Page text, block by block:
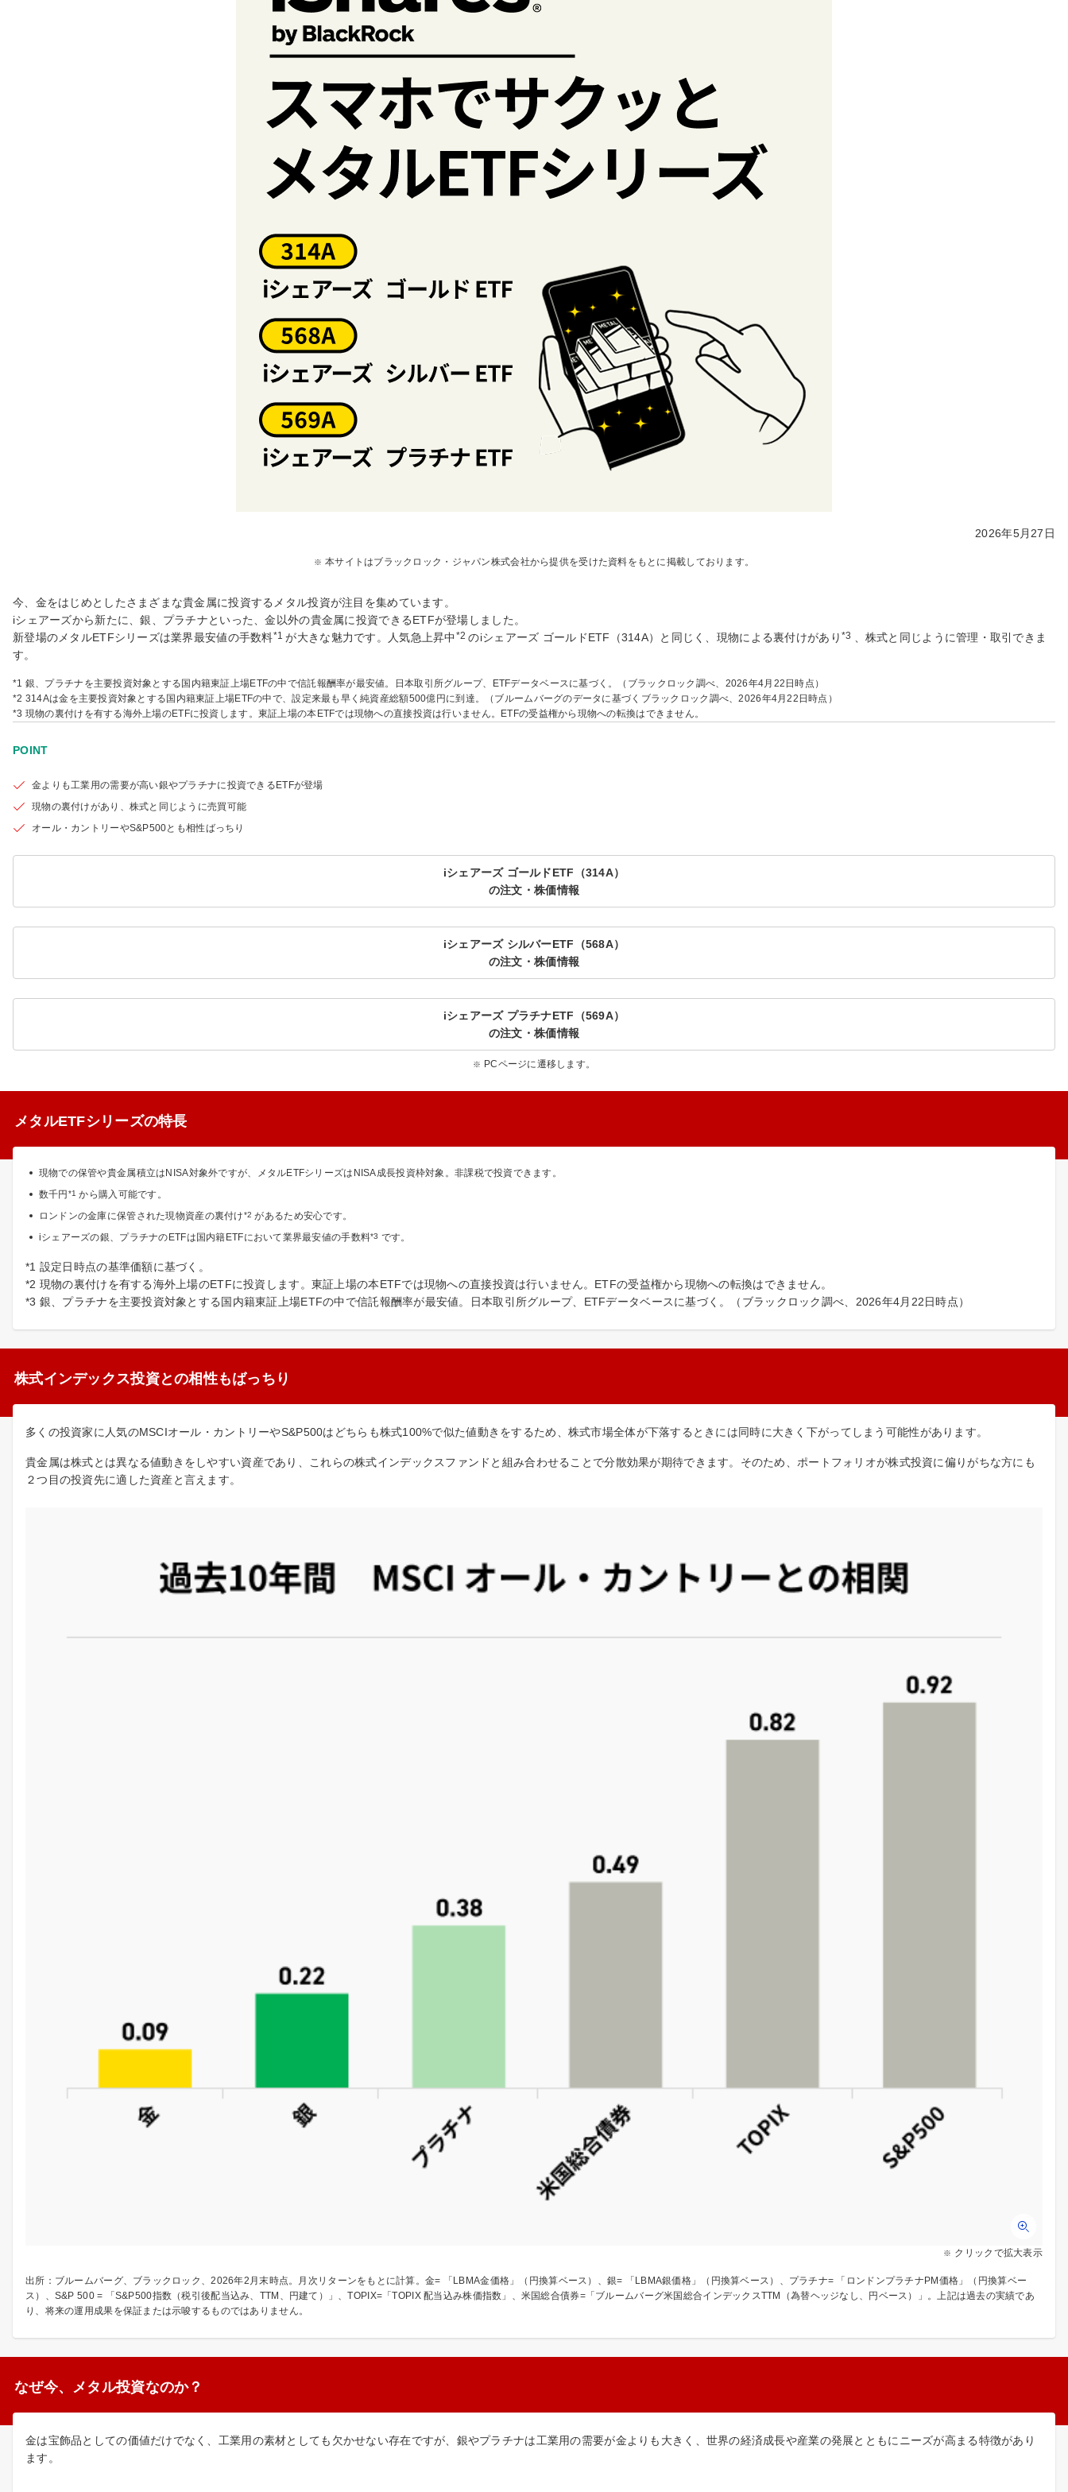
2026年5月27日
本サイトはブラックロック・ジャパン株式会社から提供を受けた資料をもとに掲載しております。
今、金をはじめとしたさまざまな貴金属に投資するメタル投資が注目を集めています。
iシェアーズから新たに、銀、プラチナといった、金以外の貴金属に投資できるETFが登場しました。
新登場のメタルETFシリーズは業界最安値の手数料*1 が大きな魅力です。人気急上昇中 *2 のiシェアーズ ゴールドETF（314A）と同じく、現物による裏付けがあり *3
、株式と同じように管理・取引できま
す。
*1 銀、プラチナを主要投資対象とする国内籍東証上場ETFの中で信託報酬率が最安値。日本取引所グループ、ETFデータベースに基づく。（ブラックロック調べ、2026年4月22日時点）
*2 314Aは金を主要投資対象とする国内籍東証上場ETFの中で、設定来最も早く純資産総額500億円に到達。（ブルームバーグのデータに基づくブラックロック調べ、2026年4月22日時点）
*3 現物の裏付けを有する海外上場のETFに投資します。東証上場の本ETFでは現物への直接投資は行いません。ETFの受益権から現物への転換はできません。
POINT
金よりも工業用の需要が高い銀やプラチナに投資できるETFが登場
現物の裏付けがあり、株式と同じように売買可能
オール・カントリーやS&P500とも相性ばっちり
iシェアーズ ゴールドETF（314A）
の注文・株価情報
iシェアーズ シルバーETF（568A）
の注文・株価情報
iシェアーズ プラチナETF（569A）
の注文・株価情報
PCページに遷移します。
メタルETFシリーズの特長
現物での保管や貴金属積立はNISA対象外ですが、メタルETFシリーズはNISA成長投資枠対象。非課税で投資できます。
数千円 *1 から購入可能です。
ロンドンの金庫に保管された現物資産の裏付け*2 があるため安心です。
iシェアーズの銀、プラチナのETFは国内籍ETFにおいて業界最安値の手数料*3 です。
*1 設定日時点の基準価額に基づく。
*2 現物の裏付けを有する海外上場のETFに投資します。東証上場の本ETFでは現物への直接投資は行いません。ETFの受益権から現物への転換はできません。
*3 銀、プラチナを主要投資対象とする国内籍東証上場ETFの中で信託報酬率が最安値。日本取引所グループ、ETFデータベースに基づく。（ブラックロック調べ、2026年4月22日時点）
株式インデックス投資との相性もばっちり
多くの投資家に人気のMSCIオール・カントリーやS&P500はどちらも株式100%で似た値動きをするため、株式市場全体が下落するときには同時に大きく下がってしまう可能性があります。
貴金属は株式とは異なる値動きをしやすい資産であり、これらの株式インデックスファンドと組み合わせることで分散効果が期待できます。そのため、ポートフォリオが株式投資に偏りがちな方にも
２つ目の投資先に適した資産と言えます。
クリックで拡大表示
出所：ブルームバーグ、ブラックロック、2026年2月末時点。月次リターンをもとに計算。金= 「LBMA金価格」（円換算ベース）、銀= 「LBMA銀価格」（円換算ベース）、プラチナ= 「ロンドンプラチナPM価格」（円換算ベー
ス）、S&P 500 = 「S&P500指数（税引後配当込み、TTM、円建て）」、TOPIX=「TOPIX 配当込み株価指数」、米国総合債券=「ブルームバーグ米国総合インデックスTTM（為替ヘッジなし、円ベース）」。上記は過去の実績であ
り、将来の運用成果を保証または示唆するものではありません。
なぜ今、メタル投資なのか？
金は宝飾品としての価値だけでなく、工業用の素材としても欠かせない存在ですが、銀やプラチナは工業用の需要が金よりも大きく、世界の経済成長や産業の発展とともにニーズが高まる特徴があり
ます。